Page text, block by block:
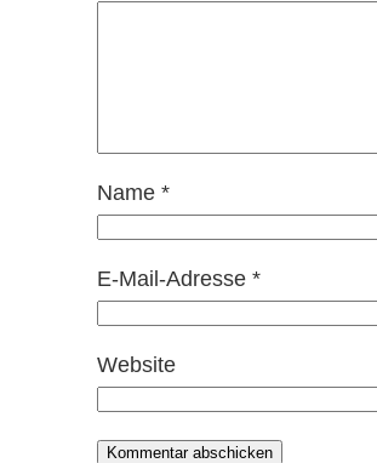
Name *
E-Mail-Adresse *
Website